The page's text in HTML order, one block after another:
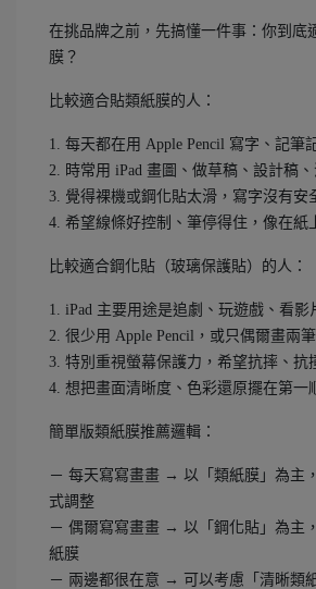
在挑品牌之前，先搞懂一件事：你到底
膜？
比較適合貼類紙膜的人：
1. 每天都在用 Apple Pencil 寫字、記筆
2. 時常用 iPad 畫圖、做草稿、設計稿
3. 覺得裸機或鋼化貼太滑，寫字沒有安
4. 希望線條好控制、筆停得住，像在紙
比較適合鋼化貼（玻璃保護貼）的人：
1. iPad 主要用途是追劇、玩遊戲、看影
2. 很少用 Apple Pencil，或只偶爾畫兩筆
3. 特別重視螢幕保護力，希望抗摔、抗
4. 想把畫面清晰度、色彩還原擺在第一
簡單版類紙膜推薦邏輯：
－ 每天寫寫畫畫 → 以「類紙膜」為主
式調整
－ 偶爾寫寫畫畫 → 以「鋼化貼」為主
紙膜
－ 兩邊都很在意 → 可以考慮「清晰類